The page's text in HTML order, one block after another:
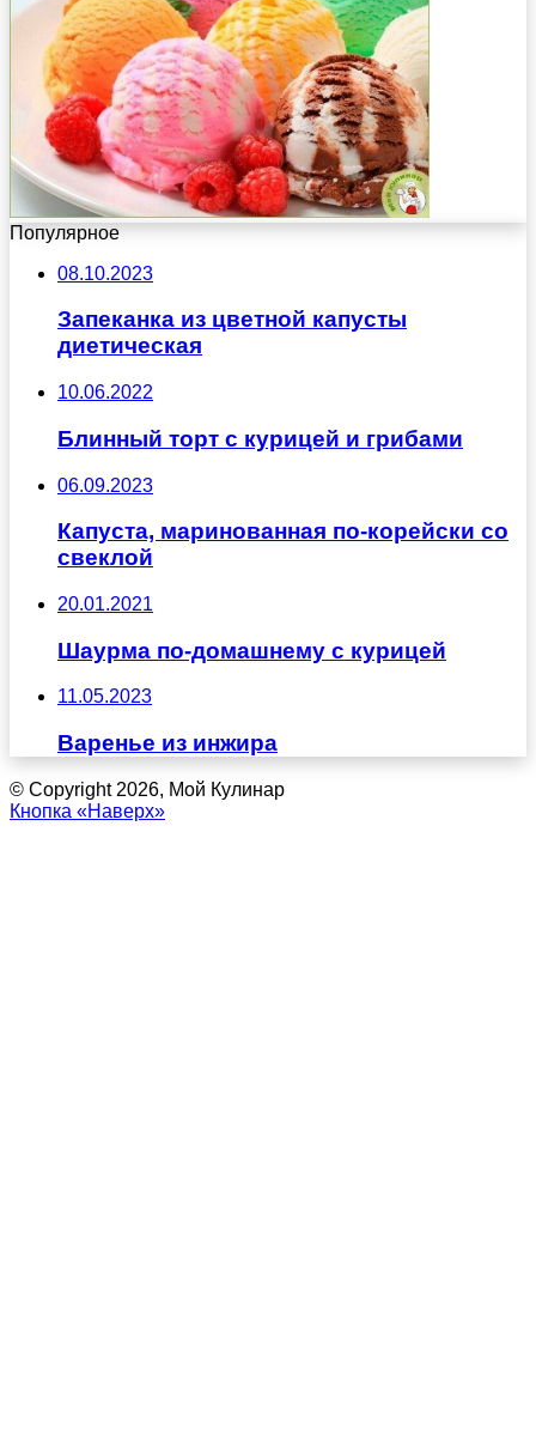
Популярное
08.10.2023
Запеканка из цветной капусты
диетическая
10.06.2022
Блинный торт с курицей и грибами
06.09.2023
Капуста, маринованная по-корейски со
свеклой
20.01.2021
Шаурма по-домашнему с курицей
11.05.2023
Варенье из инжира
© Copyright 2026, Мой Кулинар
Кнопка «Наверх»